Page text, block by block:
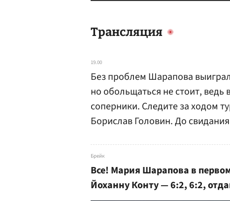
Трансляция
19.00
Без проблем Шарапова
но обольщаться не стоит,
соперники. Следите за ходом
Борислав Головин. До
Брейк
Все! Мария Шарапова в
Йоханну Конту — 6:2, 6:2,